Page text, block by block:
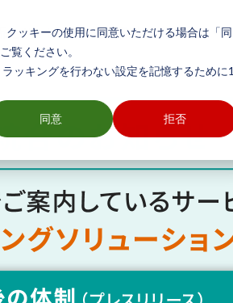
ッキーの使用に同意いただける場合は「同
覧ください。
ッキングを行わない設定を記憶するために1
同意 拒否
とサービス 導入事例 活用方法